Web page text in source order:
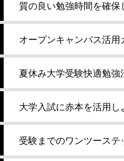
質の良い勉強時間を確保
オープンキャンパス活用
夏休み大学受験快適勉強
大学入試に赤本を活用し
受験までのワンツーステ